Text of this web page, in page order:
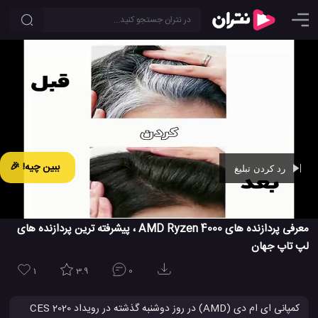
ببین چیه! 🎉
معرفی پردازنده های AMD Ryzen 4000 ، پیشرفته ترین پردازنده های
لپ تاپ جهان
1 3.9 0
کمپانی ای ام دی (AMD) در روز دوشنبه گذشته در رویداد CES 2020